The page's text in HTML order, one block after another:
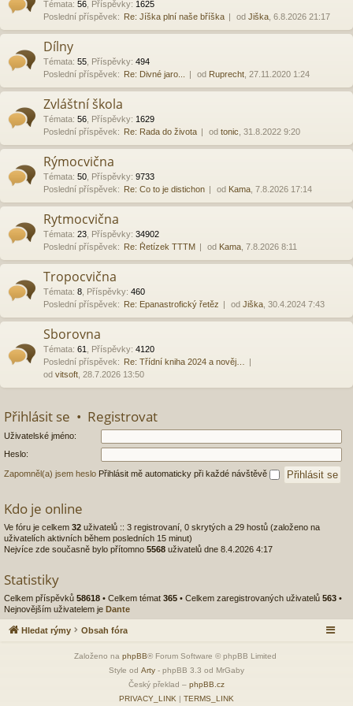
Témata: 56 Příspěvky: 1625
Poslední příspěvek: Re: Jíška plní naše bříška od Jiška , 6.8.2026 21:17
Dílny
Témata: 55 Příspěvky: 494
Poslední příspěvek: Re: Divné jaro... od Ruprecht , 27.11.2020 1:24
Zvláštní škola
Témata: 56 Příspěvky: 1629
Poslední příspěvek: Re: Rada do života od tonic , 31.8.2022 9:20
Rýmocvična
Témata: 50 Příspěvky: 9733
Poslední příspěvek: Re: Co to je distichon od Kama , 7.8.2026 17:14
Rytmocvična
Témata: 23 Příspěvky: 34902
Poslední příspěvek: Re: Řetízek TTTM od Kama , 7.8.2026 8:11
Tropocvična
Témata: 8 Příspěvky: 460
Poslední příspěvek: Re: Epanastrofický řetěz od Jiška , 30.4.2024 7:43
Sborovna
Témata: 61 Příspěvky: 4120
Poslední příspěvek: Re: Třídní kniha 2024 a nověj…
od vitsoft , 28.7.2026 13:50
Přihlásit se • Registrovat
Uživatelské jméno:
Heslo:
Zapomněl(a) jsem heslo Přihlásit mě automaticky při každé návštěvě
Kdo je online
Ve fóru je celkem 32 uživatelů :: 3 registrovaní, 0 skrytých a 29 hostů (založeno na
uživatelích aktivních během posledních 15 minut)
Nejvíce zde současně bylo přítomno 5568 uživatelů dne 8.4.2026 4:17
Statistiky
Celkem příspěvků 58618 • Celkem témat 365 • Celkem zaregistrovaných uživatelů 563 •
Nejnovějším uživatelem je Dante
Hledat rýmy Obsah fóra
Založeno na phpBB® Forum Software © phpBB Limited
Style od Arty - phpBB 3.3 od MrGaby
Český překlad – phpBB.cz
PRIVACY_LINK | TERMS_LINK